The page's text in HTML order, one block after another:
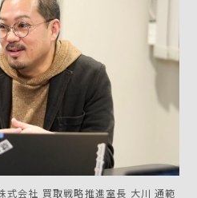
式会社 買取戦略推進室長 大川 通範